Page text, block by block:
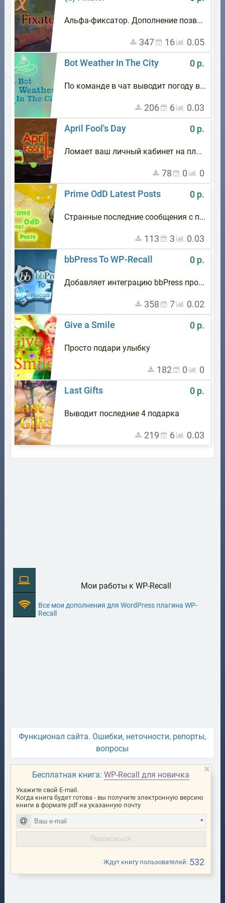
Мои работы к WP-Recall
Все мои дополнения для WordPress плагина WP-
Recall
Альфа-фиксатор. Дополнение позволит вам использовать css файл и файл функций без боязни их перезаписи. css в фронтенде поддерживает минимизацию файлов от плагина WP-Recall. Файл функций позволит вписывать свои сниппеты кода
347 16
0.05
Bot Weather In The City
0 р.
По команде в чат выводит погоду в заданном городе
206 6
0.03
April Fool's Day
0 р.
Ломает ваш личный кабинет на плагине WP-Recall и все что с ним связано и вообще странно что оно существует
78 0
0
Prime OdD Latest Posts
0 р.
Странные последние сообщения с прайм форума
113 3
0.03
bbPress To WP-Recall
0 р.
Добавляет интеграцию bbPress профиля форума в личный кабинет WP-Recall
358 7
0.02
Give a Smile
0 р.
Просто подари улыбку
182 0
0
Last Gifts
0 р.
Выводит последние 4 подарка
219 6 0.03
Функционал сайта. Ошибки, неточности, репорты,
вопросы
Бесплатная книга:WP-Recall для новичка
Укажите свой E-mail.
Когда книга будет готова - вы получите электронную версию
книги в формате pdf на указанную почту
*
Ждут книгу пользователей: 532